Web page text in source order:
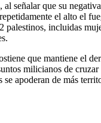
señalar que su
el alto el
palestinos, incluidas
que mantiene el
milicianos de
se apoderan de más